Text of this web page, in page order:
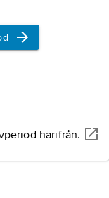
härifrån.